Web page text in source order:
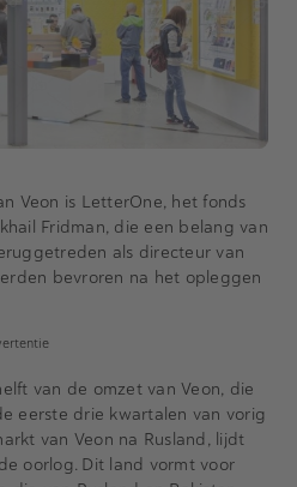
Veon is LetterOne, het fonds
Fridman, die een belang van
als directeur van
bevroren na het opleggen
van de omzet van Veon, die
eerste drie kwartalen van vorig
van Veon na Rusland, lijdt
oorlog. Dit land vormt voor